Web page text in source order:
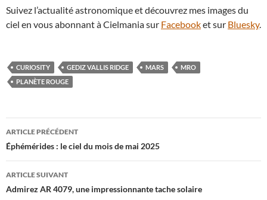
Suivez l’actualité astronomique et découvrez mes images du
ciel en vous abonnant à Cielmania sur Facebooket sur Bluesky.
CURIOSITY GEDIZ VALLIS RIDGE MARS
MRO
PLANÈTE ROUGE
Navigation
des
articles
ARTICLE PRÉCÉDENT
Éphémérides : le ciel du mois de mai 2025
ARTICLE SUIVANT
Admirez AR 4079, une impressionnante tache solaire